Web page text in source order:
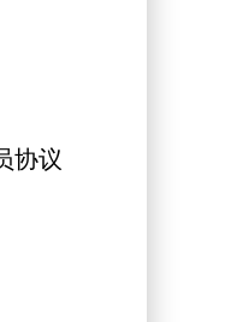
协议